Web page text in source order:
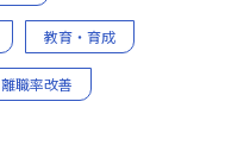
教育・育成
離職率改善